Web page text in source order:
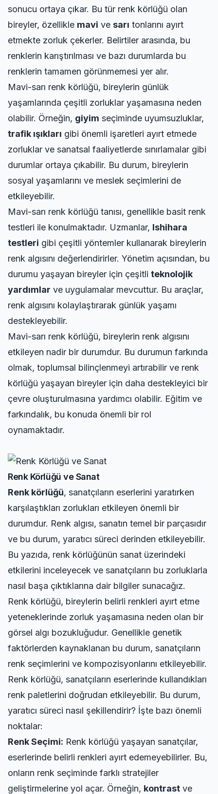
sonucu ortaya çıkar. Bu tür renk körlüğü olan
bireyler, özellikle mavi ve sarı tonlarını ayırt
etmekte zorluk çekerler. Belirtiler arasında, bu
renklerin karıştırılması ve bazı durumlarda bu
renklerin tamamen görünmemesi yer alır.
Mavi-sarı renk körlüğü, bireylerin günlük
yaşamlarında çeşitli zorluklar yaşamasına neden
olabilir. Örneğin, giyim seçiminde uyumsuzluklar,
trafik ışıkları gibi önemli işaretleri ayırt etmede
zorluklar ve sanatsal faaliyetlerde sınırlamalar gibi
durumlar ortaya çıkabilir. Bu durum, bireylerin
sosyal yaşamlarını ve meslek seçimlerini de
etkileyebilir.
Mavi-sarı renk körlüğü tanısı, genellikle basit renk
testleri ile konulmaktadır. Uzmanlar, Ishihara
testleri gibi çeşitli yöntemler kullanarak bireylerin
renk algısını değerlendirirler. Yönetim açısından, bu
durumu yaşayan bireyler için çeşitli teknolojik
yardımlar ve uygulamalar mevcuttur. Bu araçlar,
renk algısını kolaylaştırarak günlük yaşamı
destekleyebilir.
Mavi-sarı renk körlüğü, bireylerin renk algısını
etkileyen nadir bir durumdur. Bu durumun farkında
olmak, toplumsal bilinçlenmeyi artırabilir ve renk
körlüğü yaşayan bireyler için daha destekleyici bir
çevre oluşturulmasına yardımcı olabilir. Eğitim ve
farkındalık, bu konuda önemli bir rol
oynamaktadır.
Renk Körlüğü ve Sanat
Renk körlüğü, sanatçıların eserlerini yaratırken
karşılaştıkları zorlukları etkileyen önemli bir
durumdur. Renk algısı, sanatın temel bir parçasıdır
ve bu durum, yaratıcı süreci derinden etkileyebilir.
Bu yazıda, renk körlüğünün sanat üzerindeki
etkilerini inceleyecek ve sanatçıların bu zorluklarla
nasıl başa çıktıklarına dair bilgiler sunacağız.
Renk körlüğü, bireylerin belirli renkleri ayırt etme
yeteneklerinde zorluk yaşamasına neden olan bir
görsel algı bozukluğudur. Genellikle genetik
faktörlerden kaynaklanan bu durum, sanatçıların
renk seçimlerini ve kompozisyonlarını etkileyebilir.
Renk körlüğü, sanatçıların eserlerinde kullandıkları
renk paletlerini doğrudan etkileyebilir. Bu durum,
yaratıcı süreci nasıl şekillendirir? İşte bazı önemli
noktalar:
Renk Seçimi: Renk körlüğü yaşayan sanatçılar,
eserlerinde belirli renkleri ayırt edemeyebilirler. Bu,
onların renk seçiminde farklı stratejiler
geliştirmelerine yol açar. Örneğin, kontrast ve